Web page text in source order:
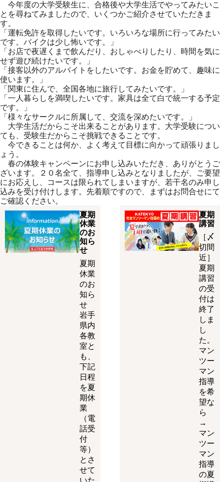
今年度の大学受験生に、合格後や大学生活でやってみたいこ
とを尋ねてみましたので、いくつかご紹介させていただきま
す。
「運転免許を取得したいです。いろいろな場所に行ってみたい
です。バイクは少し怖いです。」
「お店で夜遅くまで飲んだり、おしゃべりしたり、時間を気に
せず遊び続けたいです。」
「接客以外のアルバイトをしたいです。お金を貯めて、趣味に
使います。」
「関東に住んで、全国各地に旅行してみたいです。」
「一人暮らしを満喫したいです。家具は全て白で統一する予定
です。」
「様々なサークルに所属して、交流を深めたいです。」
大学生活だからこそ出来ることがあります。大学受験につい
ても、受験生だからこそ挑戦できることです。
今できることは何か、よく考えて目標に向かって頑張りまし
ょう。
春の体験キャンペーンにお申し込みいただき、ありがとうご
ざいます。２０名全て、指導申し込みとなりましたが、ご要望
にお応えし、コースは限られてしまいますが、若干名のみ申し
込みを受け付けします。先着順ですので、まずはお問合せにて
ご確認ください。
夏期
休業
のお
知ら
せ
夏期
休業
のお
知ら
せ
岩手
県内
各教
室と
も、
下記
日程
を夏
期休
業
（電
話受
付
等）
とさ
せて
夏期
講習
［〆
切間
近］
夏期
講習
の受
付は
終了
しま
し
た。
マン
ツー
マン
指導
を希
望な
ら
→
マン
ツー
マン
指導
の夏